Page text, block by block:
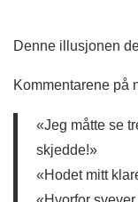
Denne illusjonen
Kommentarene på
«Jeg måtte se
skjedde!»
«Hodet mitt